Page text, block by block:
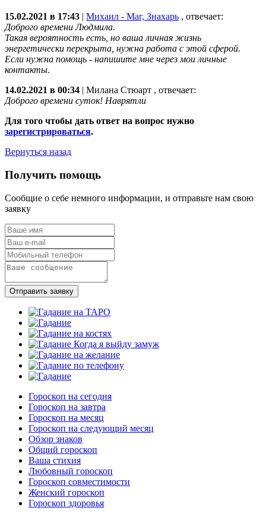
15.02.2021 в 17:43 Михаил - Маг, Знахарь , отвечает:
Доброго времени Людмила.
Такая вероятность есть, но ваша личная жизнь
энергетически перекрыта, нужна работа с этой сферой.
Если нужна помощь - напишите мне через мои личные
контакты.
14.02.2021 в 00:34
Милана Стюарт , отвечает:
Доброго времени суток! Наврятли
Для того чтобы дать ответ на вопрос нужно
зарегистрироваться.
Вернуться назад
Получить помощь
Сообщие о себе немного информации, и отправьте нам свою
заявку
Отправить заявку
Гороскоп на сегодня
Гороскоп на завтра
Гороскоп на месяц
Гороскоп на следующий месяц
Обзор знаков
Общий гороскоп
Ваша стихия
Любовный гороскоп
Гороскоп совместимости
Женский гороскоп
Гороскоп здоровья